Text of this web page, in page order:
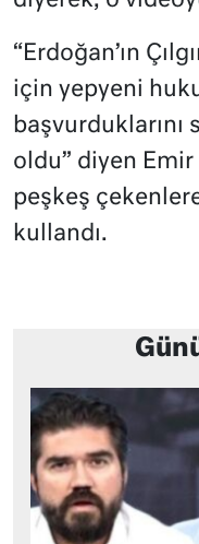
“Erdoğan’ın
için yepyeni
oldu” diyen Emir
peşkeş
kullandı.